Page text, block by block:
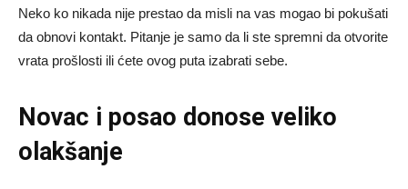
Neko ko nikada nije prestao da misli na vas mogao bi pokušati
da obnovi kontakt. Pitanje je samo da li ste spremni da otvorite
vrata prošlosti ili ćete ovog puta izabrati sebe.
Novac i posao donose veliko
olakšanje